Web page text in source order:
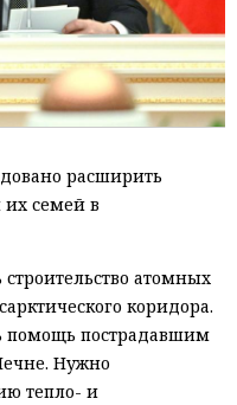
расширить
семей в
атомных
коридора.
помощь пострадавшим
Нужно
тепло- и